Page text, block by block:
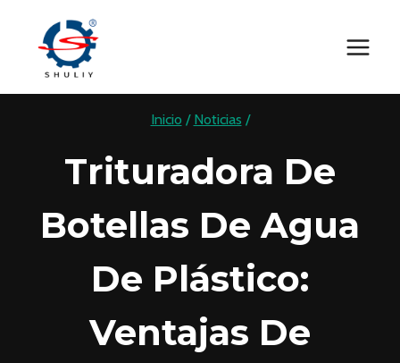
contenido
Inicio / Noticias /
Trituradora De
Botellas De Agua
De Plástico:
Ventajas De